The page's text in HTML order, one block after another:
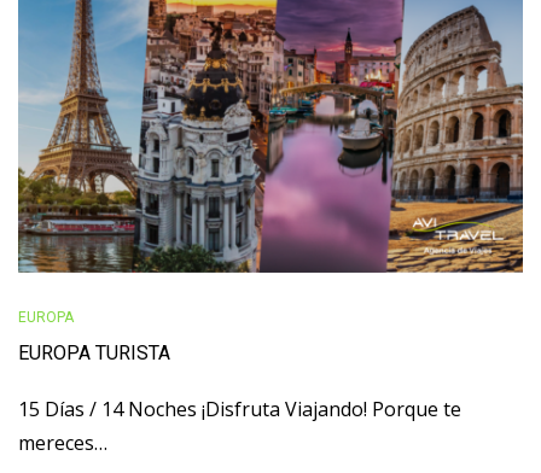
EUROPA
EUROPA TURISTA
15 Días / 14 Noches ¡Disfruta Viajando! Porque te
mereces…